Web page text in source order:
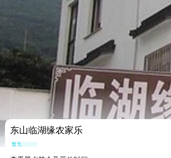
东山临湖缘农家乐
暂无点评